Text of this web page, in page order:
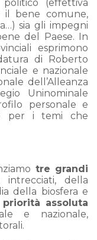
politico (effettiva
il bene comune,
sia gli impegni
del Paese. In
esprimono
di Roberto
e nazionale
dell’Alleanza
Uninominale
personale e
per i temi che
tre grandi
della
della biosfera e
assoluta
e nazionale,